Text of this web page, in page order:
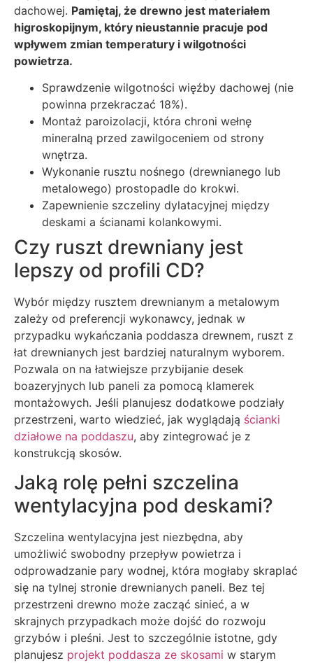
dachowej. Pamiętaj, że drewno jest materiałem
higroskopijnym, który nieustannie pracuje pod
wpływem zmian temperatury i wilgotności
powietrza.
Sprawdzenie wilgotności więźby dachowej (nie
powinna przekraczać 18%).
Montaż paroizolacji, która chroni wełnę
mineralną przed zawilgoceniem od strony
wnętrza.
Wykonanie rusztu nośnego (drewnianego lub
metalowego) prostopadle do krokwi.
Zapewnienie szczeliny dylatacyjnej między
deskami a ścianami kolankowymi.
Czy ruszt drewniany jest
lepszy od profili CD?
Wybór między rusztem drewnianym a metalowym
zależy od preferencji wykonawcy, jednak w
przypadku wykańczania poddasza drewnem, ruszt z
łat drewnianych jest bardziej naturalnym wyborem.
Pozwala on na łatwiejsze przybijanie desek
boazeryjnych lub paneli za pomocą klamerek
montażowych. Jeśli planujesz dodatkowe podziały
przestrzeni, warto wiedzieć, jak wyglądają ścianki
działowe na poddaszu, aby zintegrować je z
konstrukcją skosów.
Jaką rolę pełni szczelina
wentylacyjna pod deskami?
Szczelina wentylacyjna jest niezbędna, aby
umożliwić swobodny przepływ powietrza i
odprowadzanie pary wodnej, która mogłaby skraplać
się na tylnej stronie drewnianych paneli. Bez tej
przestrzeni drewno może zacząć sinieć, a w
skrajnych przypadkach może dojść do rozwoju
grzybów i pleśni. Jest to szczególnie istotne, gdy
planujesz projekt poddasza ze skosami w starym